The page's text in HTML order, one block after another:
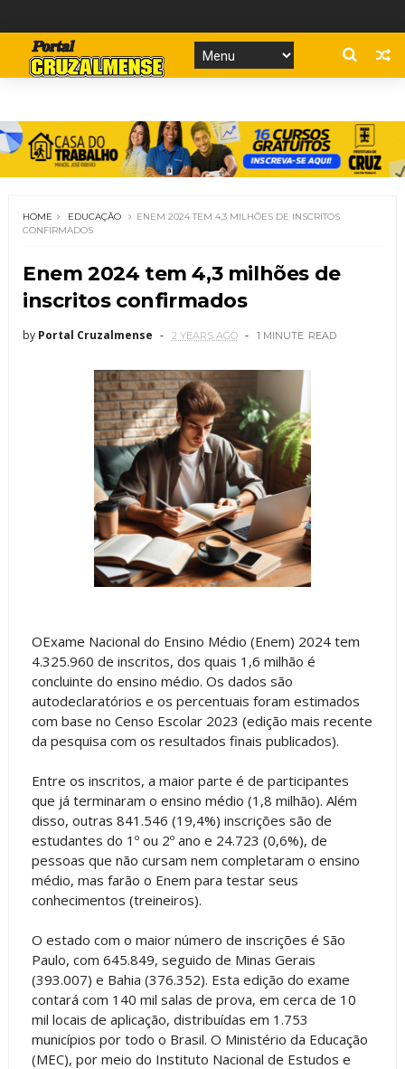
HOME EDUCAÇÃO
ENEM 2024 TEM 4,3 MILHÕES DE INSCRITOS
CONFIRMADOS
Enem 2024 tem 4,3 milhões de
inscritos confirmados
by Portal Cruzalmense 2 YEARS AGO 1 MINUTE READ
OExame Nacional do Ensino Médio (Enem) 2024 tem
4.325.960 de inscritos, dos quais 1,6 milhão é
concluinte do ensino médio. Os dados são
autodeclaratórios e os percentuais foram estimados
com base no Censo Escolar 2023 (edição mais recente
da pesquisa com os resultados finais publicados).
Entre os inscritos, a maior parte é de participantes
que já terminaram o ensino médio (1,8 milhão). Além
disso, outras 841.546 (19,4%) inscrições são de
estudantes do 1º ou 2º ano e 24.723 (0,6%), de
pessoas que não cursam nem completaram o ensino
médio, mas farão o Enem para testar seus
conhecimentos (treineiros).
O estado com o maior número de inscrições é São
Paulo, com 645.849, seguido de Minas Gerais
(393.007) e Bahia (376.352). Esta edição do exame
contará com 140 mil salas de prova, em cerca de 10
mil locais de aplicação, distribuídas em 1.753
municípios por todo o Brasil. O Ministério da Educação
(MEC), por meio do Instituto Nacional de Estudos e